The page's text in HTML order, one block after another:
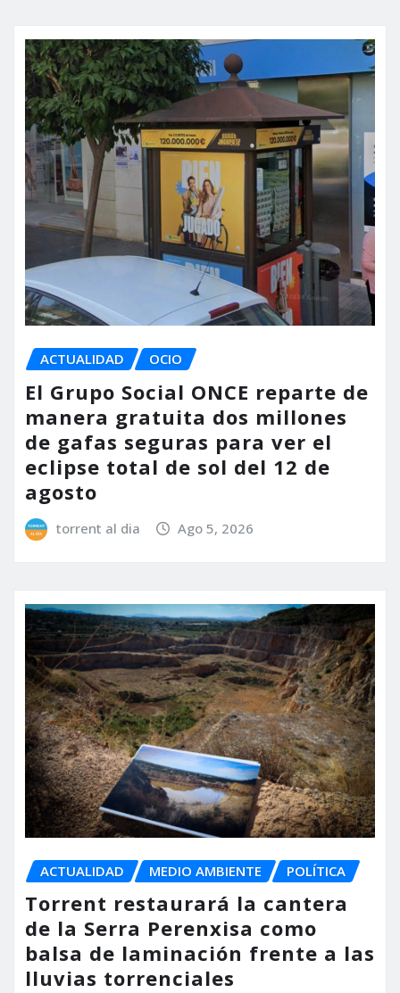
ACTUALIDAD OCIO
El Grupo Social ONCE reparte de
manera gratuita dos millones
de gafas seguras para ver el
eclipse total de sol del 12 de
agosto
torrent al dia Ago 5, 2026
ACTUALIDAD MEDIO AMBIENTE POLÍTICA
Torrent restaurará la cantera
de la Serra Perenxisa como
balsa de laminación frente a las
lluvias torrenciales